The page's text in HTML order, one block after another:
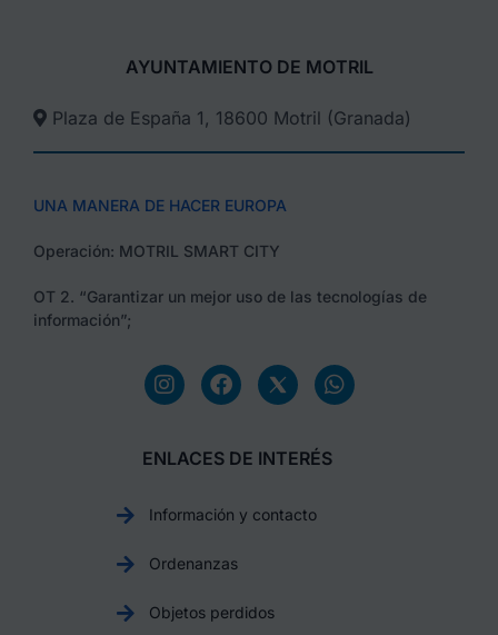
AYUNTAMIENTO DE MOTRIL
Plaza de España 1, 18600 Motril (Granada)​
UNA MANERA DE HACER EUROPA
Operación: MOTRIL SMART CITY
OT 2. “Garantizar un mejor uso de las tecnologías de
información”;
ENLACES DE INTERÉS
Información y contacto
Ordenanzas
Objetos perdidos